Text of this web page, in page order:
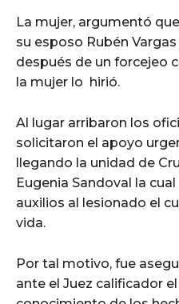
La mujer, argumentó
su esposo Rubén
después de un forcejeo
la mujer lo hirió.
Al lugar arribaron los
solicitaron el apoyo
llegando la unidad de
Eugenia Sandoval la
auxilios al lesionado el
vida.
Por tal motivo, fue
ante el Juez calificador